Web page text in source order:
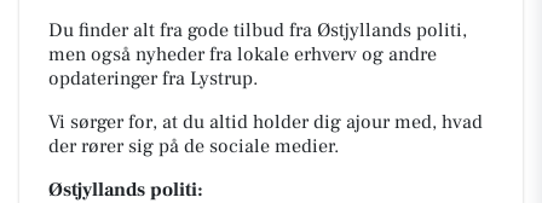
Du finder alt fra gode tilbud fra Østjyllands politi,
men også nyheder fra lokale erhverv og andre
opdateringer fra Lystrup.
Vi sørger for, at du altid holder dig ajour med, hvad
der rører sig på de sociale medier.
Østjyllands politi: